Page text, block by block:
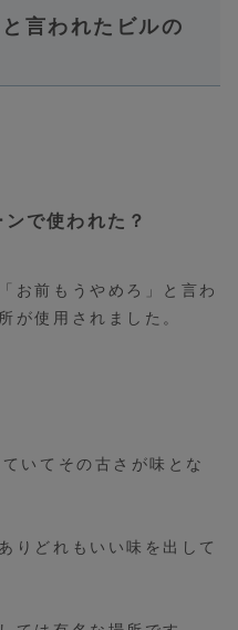
言われたビルの
で使われた？
お前もうやめろ」と言わ
が使用されました。
いてその古さが味とな
りどれもいい味を出して